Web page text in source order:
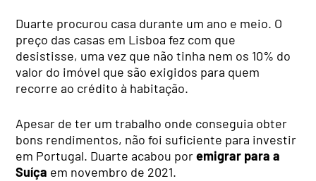
Duarte procurou casa durante um ano e meio. O
preço das casas em Lisboa fez com que
desistisse, uma vez que não tinha nem os 10% do
valor do imóvel que são exigidos para quem
recorre ao crédito à habitação.
Apesar de ter um trabalho onde conseguia obter
bons rendimentos, não foi suficiente para investir
em Portugal. Duarte acabou poremigrar para a
Suíça em novembro de 2021.